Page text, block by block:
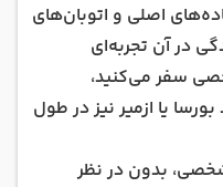
به بدروم
اصلی و اتوبان‌های
در آن تجربه‌ای
سفر می‌کنید،
یا ازمیر نیز در طول
بدون در نظر